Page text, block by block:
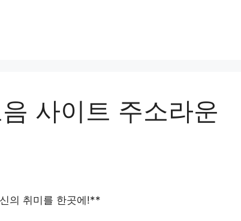
사이트 주소라운
의 취미를 한곳에!**